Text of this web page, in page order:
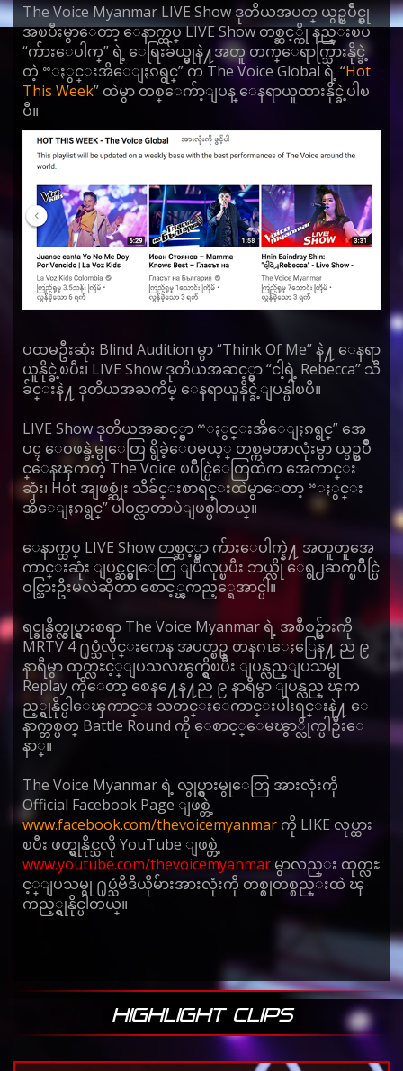
The Voice Myanmar LIVE Show ဒုတိယအပတ္ ယွဥ္ၿပိဳင္မွု
အၿပီးမွာေတာ့ ေနာက္ထပ္ LIVE Show တစ္ဆင့္ကို နည္းၿပ
“က်ားေပါက္” ရဲ့ ေရြးခ်ယ္မွုနဲ႔အတူ တက္ေရာက္သြားနိုင္ခဲ့
တဲ့ “ႏွင္းအိေျႏၵရွင္” က The Voice Global ရဲ့ “Hot
This Week” ထဲမွာ တစ္ေက်ာ့ျပန္ ေနရာယူထားနိုင္ခဲ့ပါၿ
ပီ။
ပထမဦးဆုံး Blind Audition မွာ “Think Of Me” နဲ႔ ေနရာ
ယူနိုင္ခဲ့ၿပီး၊ LIVE Show ဒုတိယအဆင့္မွာ “ငါ့ရဲ့ Rebecca” သီ
ခ်င္းနဲ႔ ဒုတိယအႀကိမ္ ေနရာယူနိုင္ခဲ့ျပန္ပါၿပီ။
LIVE Show ဒုတိယအဆင့္မွာ “ႏွင္းအိေျႏၵရွင္” အေ
ပၚ ေဝဖန္ခဲ့မွုေတြ ရွိခဲ့ေပမယ့္ တစ္ကမၻာလုံးမွာ ယွဥ္ၿပိဳ
င္ေနၾကတဲ့ The Voice ၿပိဳင္ပြဲေတြထဲက အေကာင္း
ဆုံး၊ Hot အျဖစ္ဆုံး သီခ်င္းစာရင္းထဲမွာေတာ့ “ႏွင္း
အိေျႏၵရွင္” ပါဝင္လာတာပဲျဖစ္ပါတယ္။
ေနာက္ထပ္ LIVE Show တစ္ဆင့္မွာ က်ားေပါက္နဲ႔ အတူတူအေ
ကာင္းဆုံး ျပင္ဆင္မွုေတြ ျပဳလုပ္ၿပီး ဘယ္လို ေရွ႕ဆက္ၿပိဳင္ပြဲ
ဝင္သြားဦးမလဲဆိုတာ ေစာင့္ၾကည့္ရေအာင္ပါ။
ရင္ခုန္စိတ္လွုပ္ရွားစရာ The Voice Myanmar ရဲ့ အစီစဥ္မ်ားကို
MRTV 4 ႐ုပ္သံလိုင္းကေန အပတ္စဥ္ တနဂၤေႏြေန႔ ည ၉
နာရီမွာ ထုတ္လႊင့္ျပသလၽွက္ရွိၿပီး ျပန္လည္ျပသမွု
Replay ကိုေတာ့ စေန႔ေန႔ည ၉ နာရီမွာ ျပန္လည္ ၾက
ည့္ရွုနိုင္ပါေၾကာင္း သတင္းေကာင္းပါးရင္းနဲ႔ ေ
နာက္တစ္ပတ္ Battle Round ကို ေစာင့္ေမၽွာ္လိုက္ပါဦးေ
နာ္။
The Voice Myanmar ရဲ့ လွုပ္ရွားမွုေတြ အားလုံးကို
Official Facebook Page ျဖစ္တဲ့
www.facebook.com/thevoicemyanmar ကို LIKE လုပ္ထား
ၿပီး ဖတ္ရွုနိုင္သလို YouTube ျဖစ္တဲ့
www.youtube.com/thevoicemyanmar မွာလည္း ထုတ္လႊ
င့္ျပသမွု ႐ုပ္သံဗီဒီယိုမ်ားအားလုံးကို တစ္စုတစ္စည္းထဲ ၾ
ကည့္ရွုနိုင္ပါတယ္။
HIGHLIGHT CLIPS